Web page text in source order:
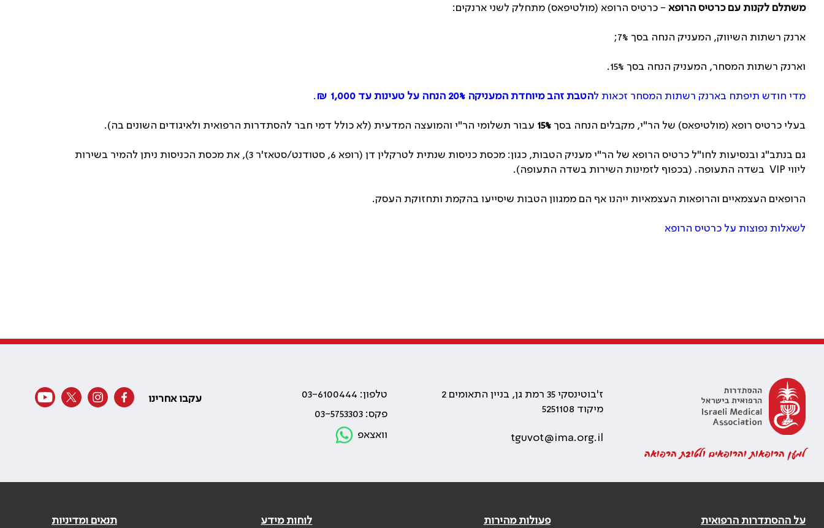
משתלם לקנות עם כרטיס הרופא - כרטיס הרופא (מולטיפאס) מתחלק לשני ארנקים:
ארנק רשתות השיווק, המעניק הנחה בסך 7%;
וארנק רשתות המסחר, המעניק הנחה בסך 15%.
מדי חודש תיפתח בארנק רשתות המסחר זכאות להטבת זהב מיוחדת המעניקה 20% הנחה על טעינות עד 1,000 ₪ .
בעלי כרטיס רופא (מולטיפאס) של הר"י, מקבלים הנחה בסך 15% עבור תשלומי הר"י והמועצה המדעית (לא כולל דמי חבר להסתדרות הרפואית ולאיגודים השונים בה).
גם בנתב"ג ובנסיעות לחו"ל כרטיס הרופא של הר"י מעניק הטבות, כגון: מכסת כניסות שנתית לטרקלין דן (רופא 6, סטודנט/סטאז'ר 3), את מכסת הכניסות ניתן להמיר בשירות
ליווי VIP בשדה התעופה. (בכפוף לזמינות השירות בשדה התעופה).
הרופאים העצמאיים והרופאות העצמאיות ייהנו אף הם ממגוון הטבות שיסייעו בהקמת ותחזוקת העסק.
לשאלות נפוצות על כרטיס הרופא
למען הרופאות והרופאים ולטובת הרפואה
ז'בוטינסקי 35 רמת גן, בניין התאומים 2
מיקוד 5251108
tguvot@ima.org.il
טלפון: 03-6100444
פקס: 03-5753303
וואצאפ
עקבו אחרינו
על ההסתדרות הרפואית פעולות מהירות לוחות מידע תנאים ומדיניות